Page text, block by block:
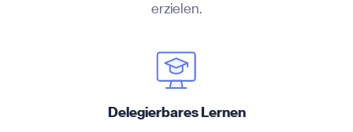
erzielen.
Delegierbares Lernen